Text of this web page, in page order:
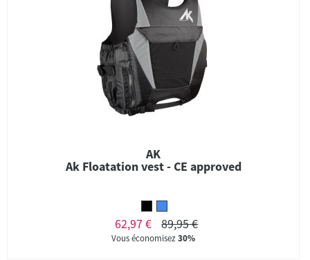
AK
Ak Floatation vest - CE approved
62,97 € 89,95 €
Vous économisez30%